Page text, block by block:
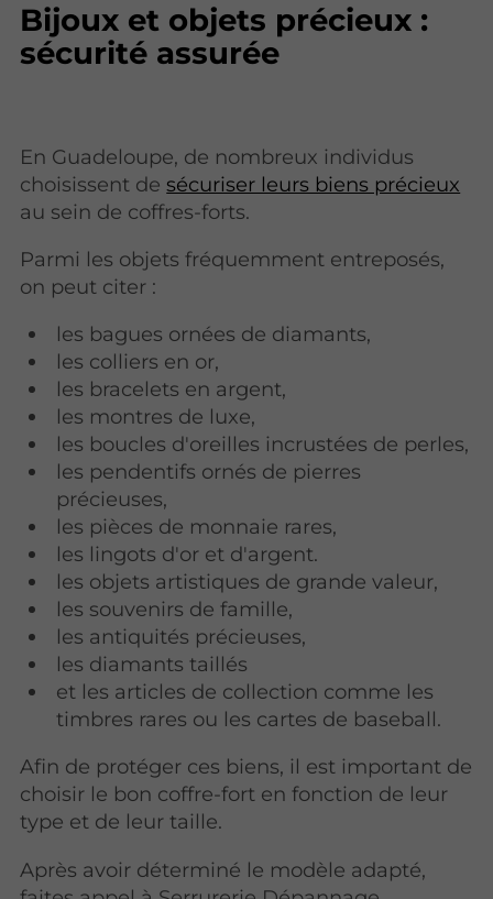
Bijoux et objets précieux :
sécurité assurée
En Guadeloupe, de nombreux individus
choisissent desécuriser leurs biens précieux
au sein de coffres-forts.
Parmi les objets fréquemment entreposés,
on peut citer :
les bagues ornées de diamants,
les colliers en or,
les bracelets en argent,
les montres de luxe,
les boucles d'oreilles incrustées de perles,
les pendentifs ornés de pierres
précieuses,
les pièces de monnaie rares,
les lingots d'or et d'argent.
les objets artistiques de grande valeur,
les souvenirs de famille,
les antiquités précieuses,
les diamants taillés
et les articles de collection comme les
timbres rares ou les cartes de baseball.
Afin de protéger ces biens, il est important de
choisir le bon coffre-fort en fonction de leur
type et de leur taille.
Après avoir déterminé le modèle adapté,